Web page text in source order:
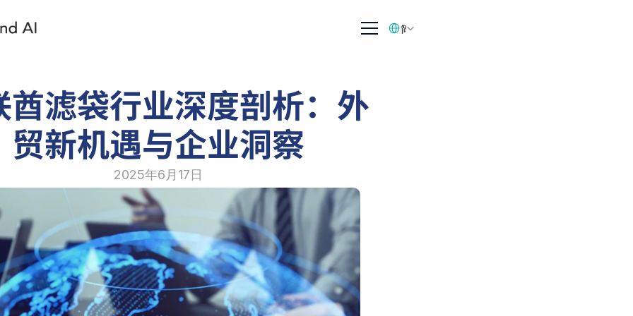
酋滤袋行业深度剖析：外
贸新机遇与企业洞察
2025年6月17日
简体中文